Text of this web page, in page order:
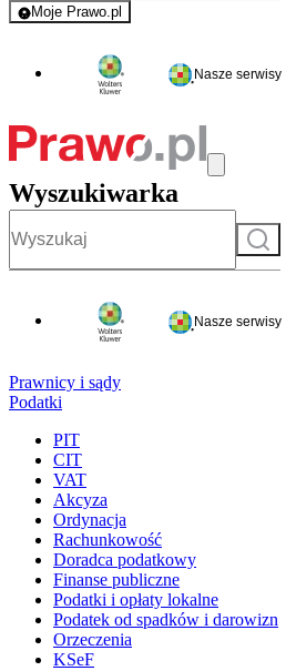
Moje Prawo.pl
- rejestracja i logowanie do serwisu
Nasze serwisy
Wyszukiwarka
Szukaj
Nasze serwisy
Prawnicy i sądy
Podatki
PIT
CIT
VAT
Akcyza
Ordynacja
Rachunkowość
Doradca podatkowy
Finanse publiczne
Podatki i opłaty lokalne
Podatek od spadków i darowizn
Orzeczenia
KSeF